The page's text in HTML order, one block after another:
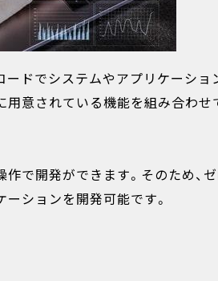
ードでシステムやアプリケーショ
用意されている機能を組み合わ
で開発ができます。そのため、
ションを開発可能です。